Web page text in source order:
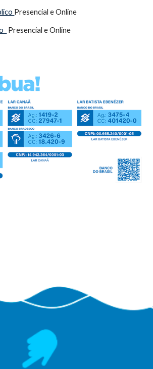
Presencial e Online
Presencial e Online